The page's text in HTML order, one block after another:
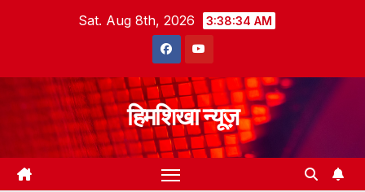
Sat. Aug 8th, 2026 3:38:35 AM
हिमशिखा न्यूज़